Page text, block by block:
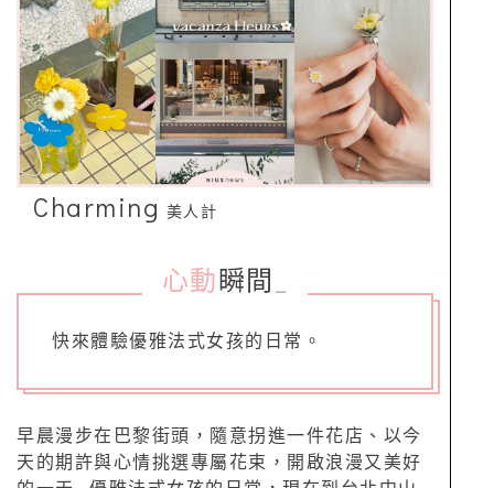
Charming 美人計
心動 瞬間
快來體驗優雅法式女孩的日常。
早晨漫步在巴黎街頭，隨意拐進一件花店、以今
天的期許與心情挑選專屬花束，開啟浪漫又美好